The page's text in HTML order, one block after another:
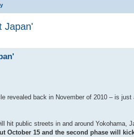
Japan'
revealed back in November of 2010 – is
public streets in and around Yokohama,
October 15 and the second phase will